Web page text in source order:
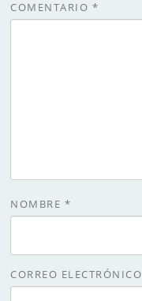
COMENTARIO *
NOMBRE *
CORREO ELECTRÓNICO